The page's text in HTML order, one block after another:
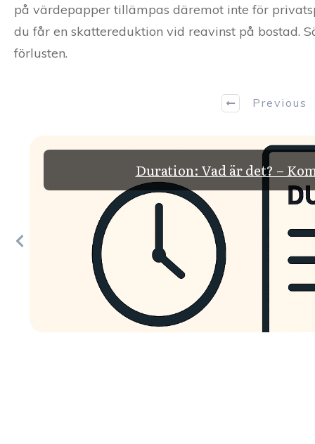
på värdepapper tillämpas däremot inte för
du får en skattereduktion vid reavinst på bostad.
förlusten.
Previous
Duration: Vad är det? –